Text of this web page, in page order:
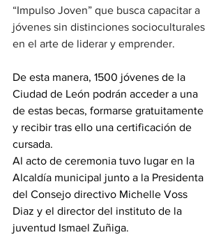
“Impulso Joven” que busca capacitar a
jóvenes sin distinciones socioculturales
en el arte de liderar y emprender.
De esta manera, 1500 jóvenes de la
Ciudad de León podrán acceder a una
de estas becas, formarse gratuitamente
y recibir tras ello una certificación de
cursada.
Al acto de ceremonia tuvo lugar en la
Alcaldía municipal junto a la Presidenta
del Consejo directivo Michelle Voss
Diaz y el director del instituto de la
juventud Ismael Zuñiga.